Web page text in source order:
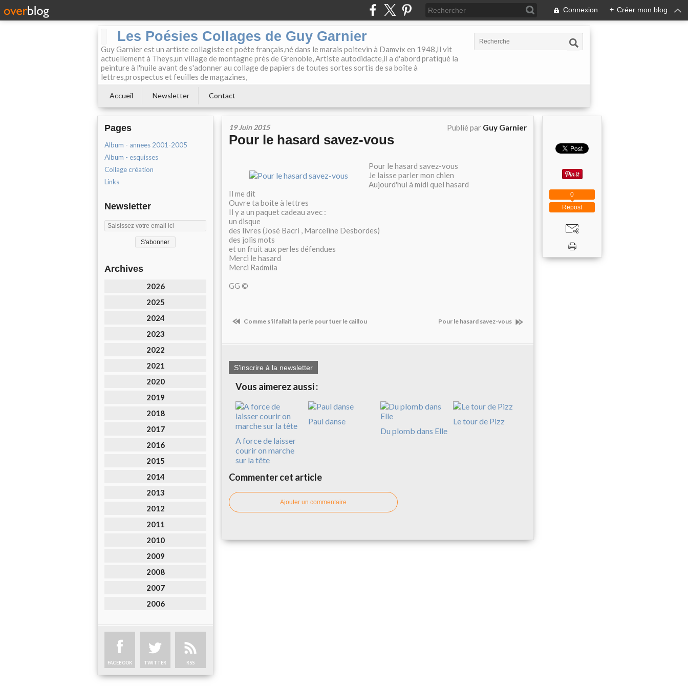
Connexion + Créer mon blog
Les Poésies Collages de Guy Garnier
Guy Garnier est un artiste collagiste et poète français,né dans le marais poitevin à Damvix en 1948,Il vit
actuellement à Theys,un village de montagne près de Grenoble, Artiste autodidacte,il a d'abord pratiqué la
peinture à l'huile avant de s'adonner au collage de papiers de toutes sortes sortis de sa boîte à
lettres,prospectus et feuilles de magazines,
Accueil Newsletter Contact
Pages
Album - annees 2001-2005
Album - esquisses
Collage création
Links
Newsletter
Archives
2026
2025
2024
2023
2022
2021
2020
2019
2018
2017
2016
2015
2014
2013
2012
2011
2010
2009
2008
2007
2006
FACEBOOK TWITTER RSS
19 Juin 2015 Publié par Guy Garnier
Pour le hasard savez-vous
Pour le hasard savez-vous
Je laisse parler mon chien
Aujourd'hui à midi quel hasard
Il me dit
Ouvre ta boite à lettres
Il y a un paquet cadeau avec :
un disque
des livres (José Bacri , Marceline Desbordes)
des jolis mots
et un fruit aux perles défendues
Merci le hasard
Merci Radmila
GG ©
Comme s'il fallait la perle pour tuer le caillou Pour le hasard savez-vous
S'inscrire à la newsletter
Vous aimerez aussi :
A force de laisser
courir on marche
sur la tête
Paul danse
Du plomb dans Elle
Le tour de Pizz
Commenter cet article
Ajouter un commentaire
Repost
0